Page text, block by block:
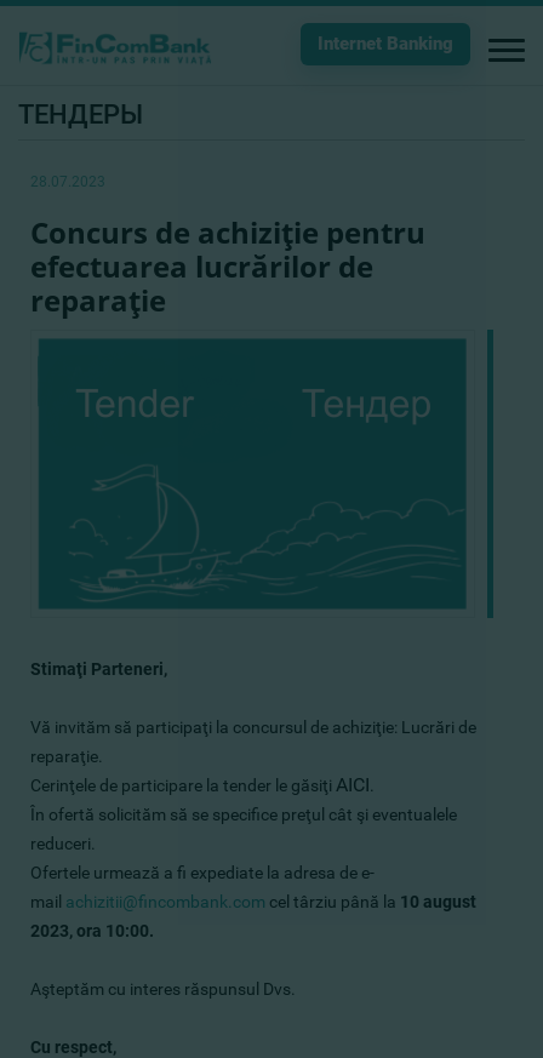
Internet Banking
ТЕНДЕРЫ
28.07.2023
Concurs de achiziţie pentru
efectuarea lucrărilor de
reparaţie
Stimaţi Parteneri,
Vă invităm să participaţi la concursul de achiziţie: Lucrări de
reparaţie.
Cerinţele de participare la tender le găsiţi AICI
În ofertă solicităm să se specifice preţul cât şi eventualele
reduceri.
Ofertele urmează a fi expediate la adresa de e-
mail achizitii@fincombank.com cel târziu până la 10 august
2023, ora 10:00.
Aşteptăm cu interes răspunsul Dvs.
Cu respect,